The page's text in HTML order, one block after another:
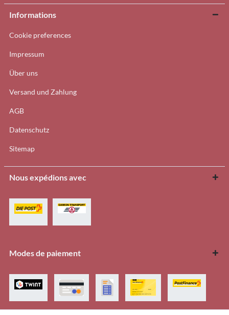
Informations
Cookie preferences
Impressum
Über uns
Versand und Zahlung
AGB
Datenschutz
Sitemap
Nous expédions avec
Modes de paiement